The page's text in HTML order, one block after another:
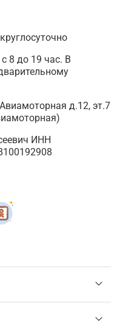
8 до 19 час. В
д.12, эт.7
ИНН